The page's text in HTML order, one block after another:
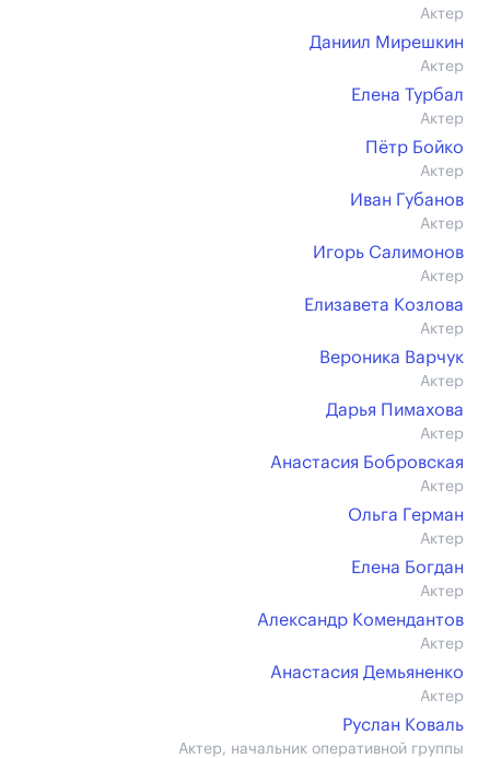
Актер
Даниил Мирешкин
Актер
Елена Турбал
Актер
Пётр Бойко
Актер
Иван Губанов
Актер
Игорь Салимонов
Актер
Елизавета Козлова
Актер
Вероника Варчук
Актер
Дарья Пимахова
Актер
Анастасия Бобровская
Актер
Ольга Герман
Актер
Елена Богдан
Актер
Александр Комендантов
Актер
Анастасия Демьяненко
Актер
Руслан Коваль
Актер, начальник оперативной группы